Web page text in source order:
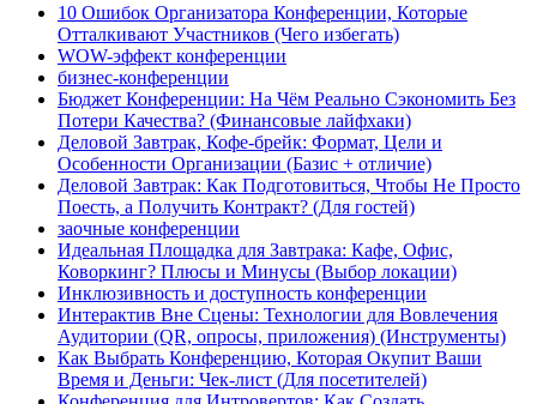
10 Ошибок Организатора Конференции, Которые
Отталкивают Участников (Чего избегать)
WOW-эффект конференции
бизнес-конференции
Бюджет Конференции: На Чём Реально Сэкономить Без
Потери Качества? (Финансовые лайфхаки)
Деловой Завтрак, Кофе-брейк: Формат, Цели и
Особенности Организации (Базис + отличие)
Деловой Завтрак: Как Подготовиться, Чтобы Не Просто
Поесть, а Получить Контракт? (Для гостей)
заочные конференции
Идеальная Площадка для Завтрака: Кафе, Офис,
Коворкинг? Плюсы и Минусы (Выбор локации)
Инклюзивность и доступность конференции
Интерактив Вне Сцены: Технологии для Вовлечения
Аудитории (QR, опросы, приложения) (Инструменты)
Как Выбрать Конференцию, Которая Окупит Ваши
Время и Деньги: Чек-лист (Для посетителей)